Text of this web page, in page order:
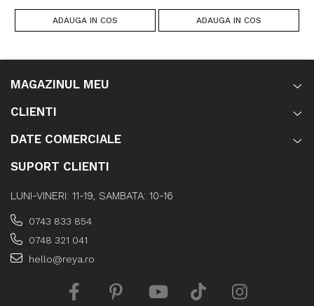
ADAUGA IN COS ADAUGA IN COS
MAGAZINUL MEU
CLIENTI
DATE COMERCIALE
SUPORT CLIENTI
LUNI-VINERI: 11-19, SAMBATA: 10-16
0743 833 854
0748 321 041
hello@reya.ro